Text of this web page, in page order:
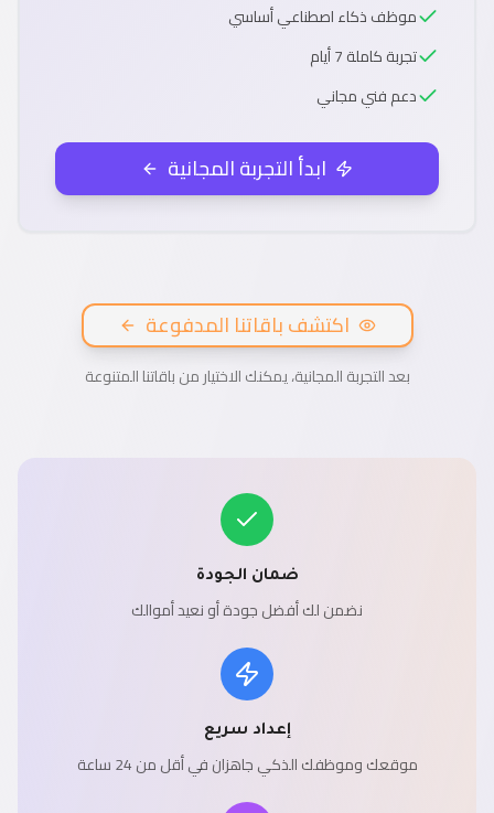
موظف ذكاء اصطناعي أساسي
تجربة كاملة 7 أيام
دعم فني مجاني
ابدأ التجربة المجانية
اكتشف باقاتنا المدفوعة
بعد التجربة المجانية، يمكنك الاختيار من باقاتنا المتنوعة
ضمان الجودة
نضمن لك أفضل جودة أو نعيد أموالك
إعداد سريع
موقعك وموظفك الذكي جاهزان في أقل من 24 ساعة